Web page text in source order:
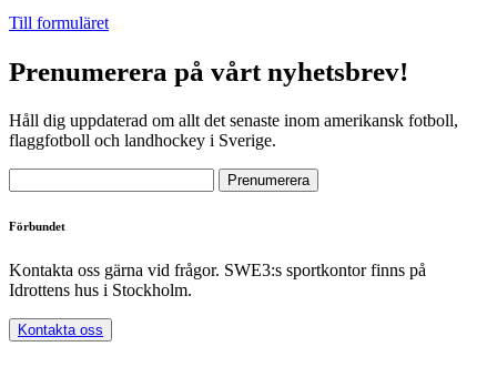
Till formuläret
Prenumerera på vårt nyhetsbrev!
Håll dig uppdaterad om allt det senaste inom amerikansk fotboll,
flaggfotboll och landhockey i Sverige.
Förbundet
Kontakta oss gärna vid frågor. SWE3:s sportkontor finns på
Idrottens hus i Stockholm.
Kontakta oss